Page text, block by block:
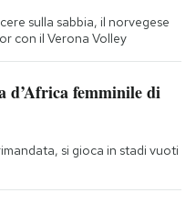
sulla sabbia, il norvegese
con il Verona Volley
d’Africa femminile di
si gioca in stadi vuoti